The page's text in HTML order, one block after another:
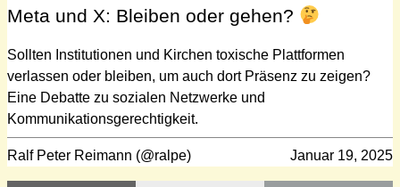
Meta und X: Bleiben oder gehen?
Sollten Institutionen und Kirchen toxische Plattformen
verlassen oder bleiben, um auch dort Präsenz zu zeigen?
Eine Debatte zu sozialen Netzwerke und
Kommunikationsgerechtigkeit.
Ralf Peter Reimann (@ralpe) Januar 19, 2025